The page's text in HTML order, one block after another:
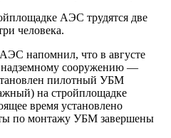
АЭС трудятся две
человека.
АЭС напомнил, что в августе
надземному сооружению —
пилотный УБМ
на стройплощадке
время установлено
по монтажу УБМ завершены